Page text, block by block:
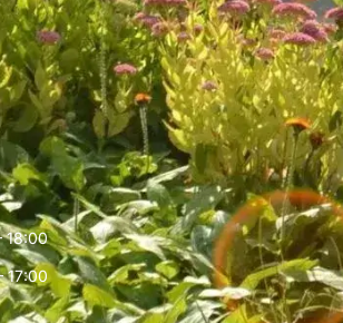
18:00
17:00